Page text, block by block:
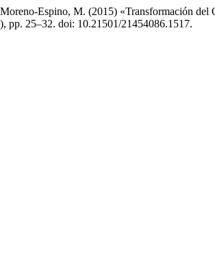
Espino, M. (2015) «Transformación
pp. 25–32. doi: 10.21501/21454086.1517.